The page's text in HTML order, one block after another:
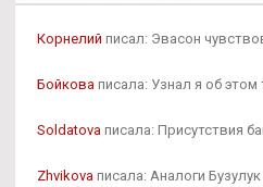
Корнелий писал: Эвасон
Бойкова писала: Узнал я об этом
Soldatova писала: Присутствия
Zhvikova писала: Аналоги